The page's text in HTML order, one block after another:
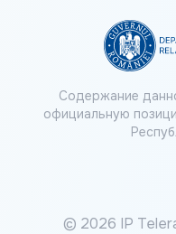
Содержание
официальную
© 2026 IP